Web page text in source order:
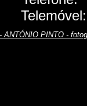
ANTÓNIO PINTO -